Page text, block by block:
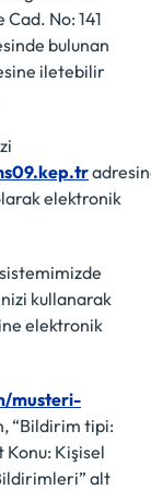
No: 141
bulunan
iletebilir
elektronik
kullanarak
elektronik
musteri-
“Bildirim tipi:
Konu: Kişisel
alt